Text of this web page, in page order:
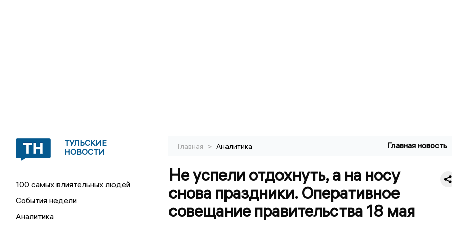
ТУЛЬСКИЕ
НОВОСТИ
100 самых влиятельных людей
События недели
Аналитика
Главная > Аналитика Главная новость
Не успели отдохнуть, а на носу
снова праздники. Оперативное
совещание правительства 18 мая